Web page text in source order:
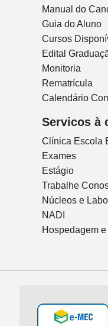
Manual do
Guia do Aluno
Cursos
Edital
Monitoria
Rematrícula
Calendário
Servicos à
Clínica Escola
Exames
Estágio
Trabalhe
Núcleos e
NADI
Hospedagem